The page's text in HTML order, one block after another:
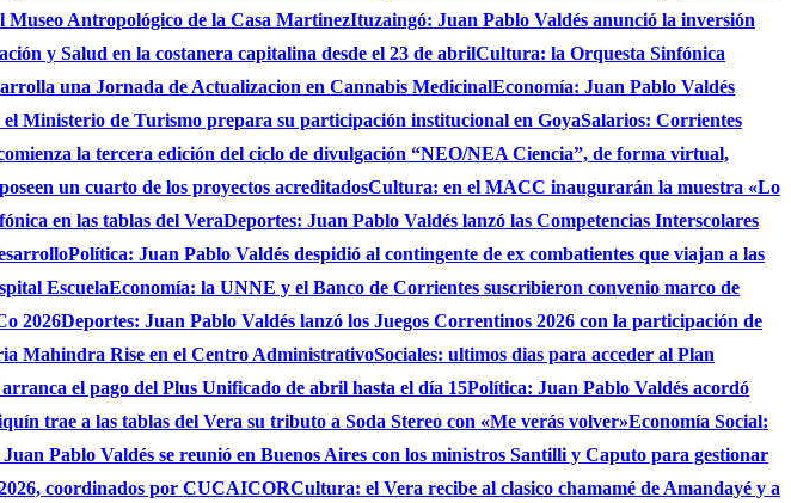
Antropológico de la Casa MartinezItuzaingó: Juan Pablo Valdés anunció la inversión
y Salud en la costanera capitalina desde el 23 de abrilCultura: la Orquesta Sinfónica
una Jornada de Actualizacion en Cannabis MedicinalEconomía: Juan Pablo Valdés
Ministerio de Turismo prepara su participación institucional en GoyaSalarios: Corrientes
la tercera edición del ciclo de divulgación “NEO/NEA Ciencia”, de forma virtual,
un cuarto de los proyectos acreditadosCultura: en el MACC inaugurarán la muestra «Lo
en las tablas del VeraDeportes: Juan Pablo Valdés lanzó las Competencias Interscolares
Política: Juan Pablo Valdés despidió al contingente de ex combatientes que viajan a las
EscuelaEconomía: la UNNE y el Banco de Corrientes suscribieron convenio marco de
2026Deportes: Juan Pablo Valdés lanzó los Juegos Correntinos 2026 con la participación de
Mahindra Rise en el Centro AdministrativoSociales: ultimos dias para acceder al Plan
el pago del Plus Unificado de abril hasta el día 15Política: Juan Pablo Valdés acordó
trae a las tablas del Vera su tributo a Soda Stereo con «Me verás volver»Economía Social:
Pablo Valdés se reunió en Buenos Aires con los ministros Santilli y Caputo para gestionar
coordinados por CUCAICORCultura: el Vera recibe al clasico chamamé de Amandayé y a